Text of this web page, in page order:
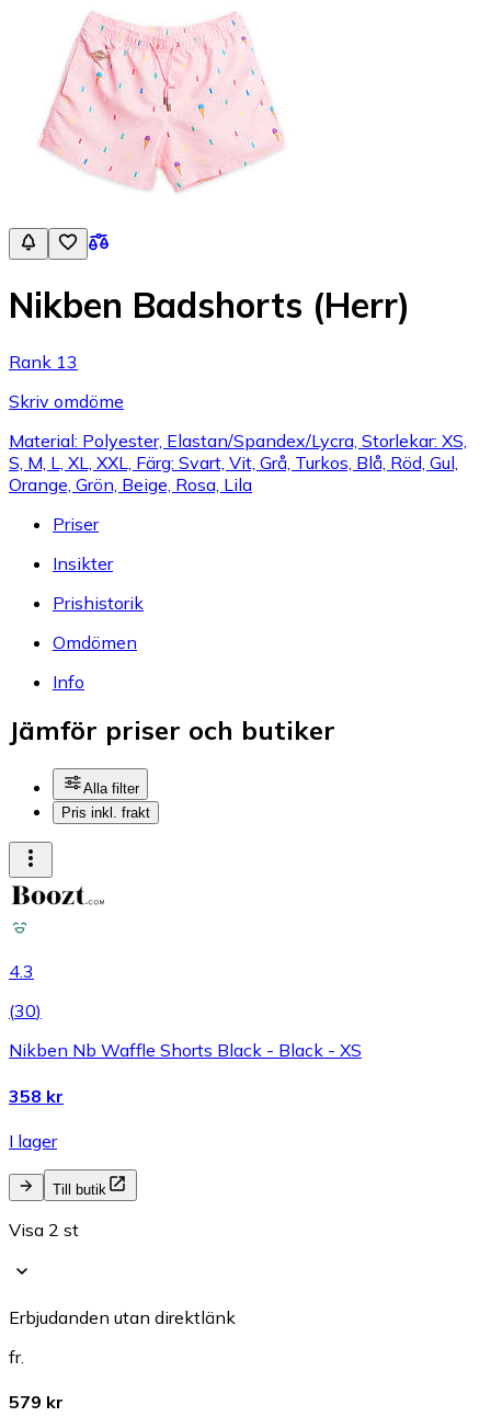
Nikben Badshorts (Herr)
Rank 13
Skriv omdöme
Material: Polyester, Elastan/Spandex/Lycra, Storlekar: XS,
S, M, L, XL, XXL, Färg: Svart, Vit, Grå, Turkos, Blå, Röd, Gul,
Orange, Grön, Beige, Rosa, Lila
Priser
Insikter
Prishistorik
Omdömen
Info
Jämför priser och butiker
Alla filter
Pris inkl. frakt
4.3
(30)
Nikben Nb Waffle Shorts Black - Black - XS
358 kr
I lager
Till butik
Visa 2 st
Erbjudanden utan direktlänk
fr.
579 kr